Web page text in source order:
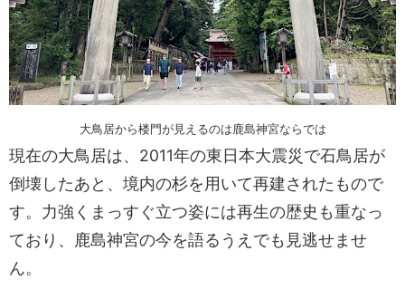
大鳥居から楼門が見えるのは鹿島神宮ならでは
現在の大鳥居は、2011年の東日本大震災で石鳥居が
倒壊したあと、境内の杉を用いて再建されたもので
す。力強くまっすぐ立つ姿には再生の歴史も重なっ
ており、鹿島神宮の今を語るうえでも見逃せませ
ん。